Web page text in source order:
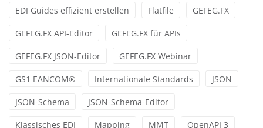
EDI Guides effizient erstellen Flatfile GEFEG.FX
GEFEG.FX API-Editor GEFEG.FX für APIs
GEFEG.FX JSON-Editor GEFEG.FX Webinar
GS1 EANCOM® Internationale Standards JSON
JSON-Schema JSON-Schema-Editor
Klassisches EDI Mapping MMT OpenAPI 3